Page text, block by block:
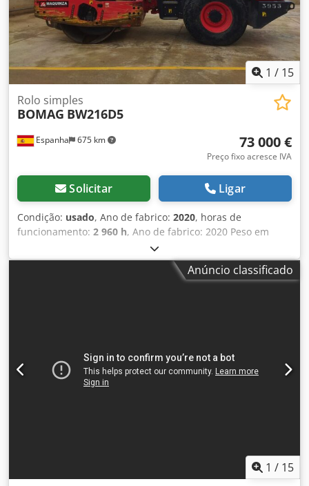
1 / 15
Espanha 675 km
Rolo simples
BOMAG BW216D5
73 000 €
Preço fixo acresce IVA
Solicitar Ligar
Condição: usado, Ano de fabrico: 2020, horas de
funcionamento: 2 960 h, Ano de fabrico: 2020 Peso em
vazio: 16.000 kg Dimensões (C x L x A): 622 x 230 x 299 cm
Tipo de motor: Deutz DEUTZ TCD4.1 L-4 Chjdpfx
Anúncio classificado
1 / 15